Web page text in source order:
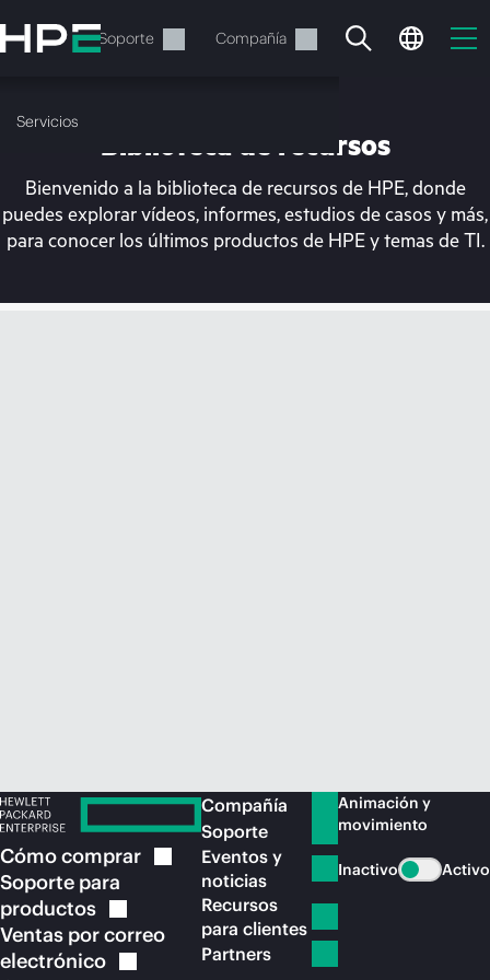
al
contenido
Servicios Soporte Compañía
Servicios
En estos momentos, tu
Biblioteca de recursos
Bienvenido a la biblioteca de recursos de HPE, donde
puedes explorar vídeos, informes, estudios de casos y más,
para conocer los últimos productos de HPE y temas de TI.
Cómocomprar
Soporte para
productos
Ventas por correo
electrónico
Compañía
Soporte
Eventos y
noticias
Recursos
para clientes
Partners
Animación y
movimiento
Inactivo Activo